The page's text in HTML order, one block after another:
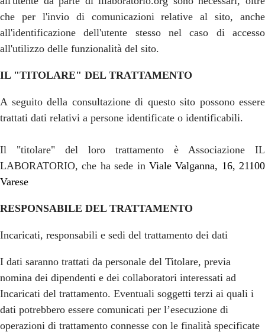
che per l'invio di comunicazioni relative al sito, anche
all'identificazione dell'utente stesso nel caso di accesso
all'utilizzo delle funzionalità del sito.
IL "TITOLARE" DEL TRATTAMENTO
A seguito della consultazione di questo sito possono essere
trattati dati relativi a persone identificate o identificabili.
Il "titolare" del loro trattamento è Associazione IL
LABORATORIO, che ha sede in Viale Valganna, 16, 21100
Varese
RESPONSABILE DEL TRATTAMENTO
Incaricati, responsabili e sedi del trattamento dei dati
I dati saranno trattati da personale del Titolare, previa
nomina dei dipendenti e dei collaboratori interessati ad
Incaricati del trattamento. Eventuali soggetti terzi ai quali i
dati potrebbero essere comunicati per l’esecuzione di
operazioni di trattamento connesse con le finalità specificate